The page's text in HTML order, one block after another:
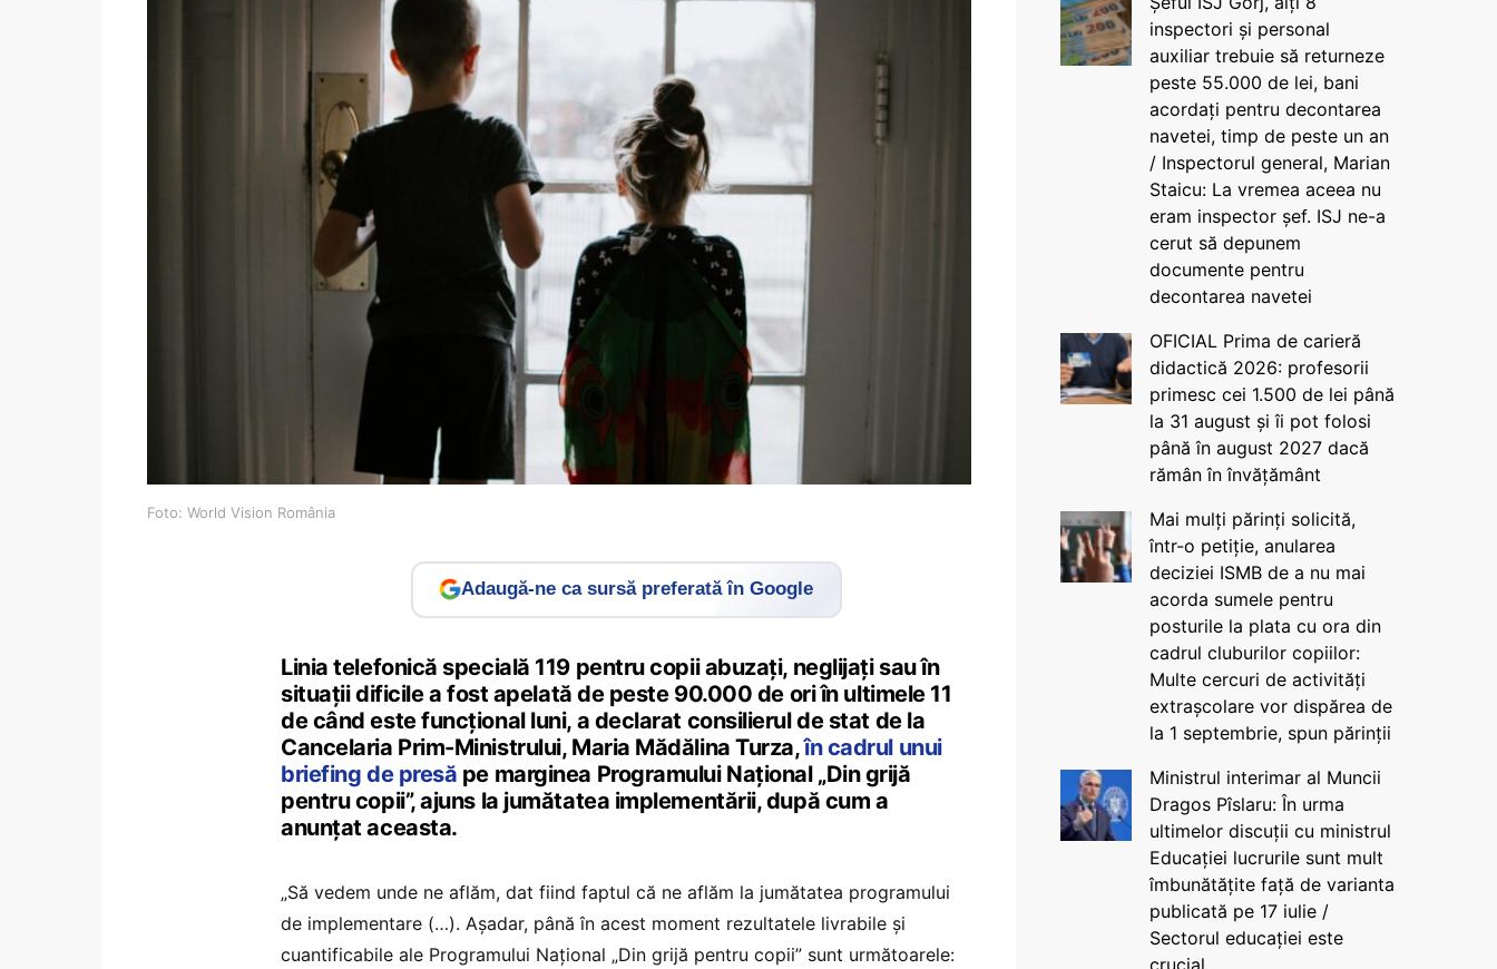
Foto: World Vision România
Adaugă-ne ca sursă preferată în Google
Linia telefonică specială 119 pentru copii abuzați, neglijați sau în
situații dificile a fost apelată de peste 90.000 de ori în ultimele 11
de când este funcțional luni, a declarat consilierul de stat de la
Cancelaria Prim-Ministrului, Maria Mădălina Turza,în cadrul unui
briefing de presă pe marginea Programului Național „Din grijă
pentru copii”, ajuns la jumătatea implementării, după cum a
anunțat aceasta.
„Să vedem unde ne aflăm, dat fiind faptul că ne aflăm la jumătatea programului
de implementare (…). Așadar, până în acest moment rezultatele livrabile și
cuantificabile ale Programului Național „Din grijă pentru copii” sunt următoarele:
inspectori și personal
auxiliar trebuie să returneze
peste 55.000 de lei, bani
acordați pentru decontarea
navetei, timp de peste un an
/ Inspectorul general, Marian
Staicu: La vremea aceea nu
eram inspector șef. ISJ ne-a
cerut să depunem
documente pentru
decontarea navetei
OFICIAL Prima de carieră
didactică 2026: profesorii
primesc cei 1.500 de lei până
la 31 august și îi pot folosi
până în august 2027 dacă
rămân în învățământ
Mai mulți părinți solicită,
într-o petiție, anularea
deciziei ISMB de a nu mai
acorda sumele pentru
posturile la plata cu ora din
cadrul cluburilor copiilor:
Multe cercuri de activități
extrașcolare vor dispărea de
la 1 septembrie, spun părinții
Ministrul interimar al Muncii
Dragos Pîslaru: În urma
ultimelor discuții cu ministrul
Educației lucrurile sunt mult
îmbunătățite față de varianta
publicată pe 17 iulie /
Sectorul educației este
crucial